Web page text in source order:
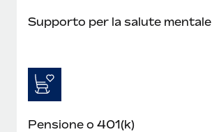
Supporto per la salute mentale
Pensione o 401(k)